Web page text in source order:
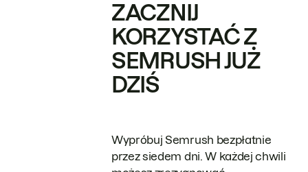
ZACZNIJ
KORZYSTAĆ Z
SEMRUSH JUŻ
DZIŚ
Wypróbuj Semrush bezpłatnie
przez siedem dni. W każdej chwili